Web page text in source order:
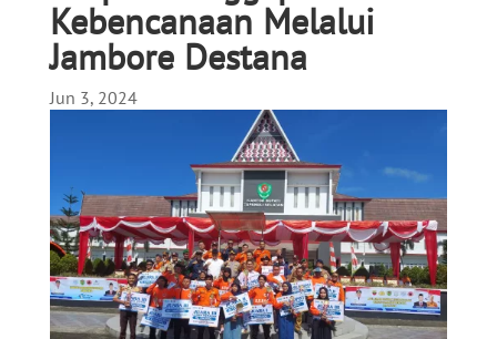
Kebencanaan Melalui
Jambore Destana
Jun 3, 2024